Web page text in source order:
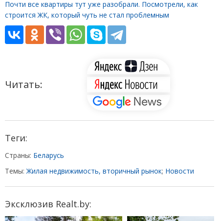
Почти все квартиры тут уже разобрали. Посмотрели, как
строится ЖК, который чуть не стал проблемным
Читать:
Теги:
Страны: Беларусь
Темы: Жилая недвижимость, вторичный рынок; Новости
Эксклюзив Realt.by: